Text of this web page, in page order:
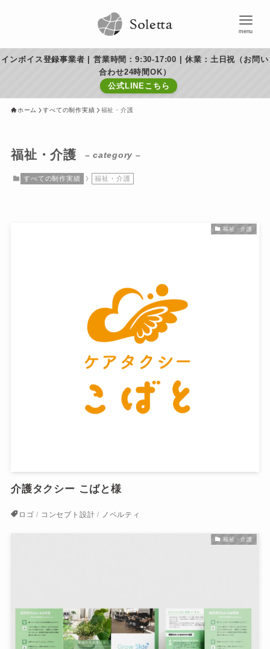
menu
インボイス登録事業者 | 営業時間：9:30-17:00 | 休業：土日祝（お問い
合わせ24時間OK）
公式LINEこちら
ホーム すべての制作実績 福祉・介護
福祉・介護 – category –
すべての制作実績 福祉・介護
福祉・介護
介護タクシー こばと様
ロゴ コンセプト設計 ノベルティ
福祉・介護